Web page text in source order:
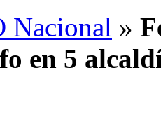
Nacional »
en 5